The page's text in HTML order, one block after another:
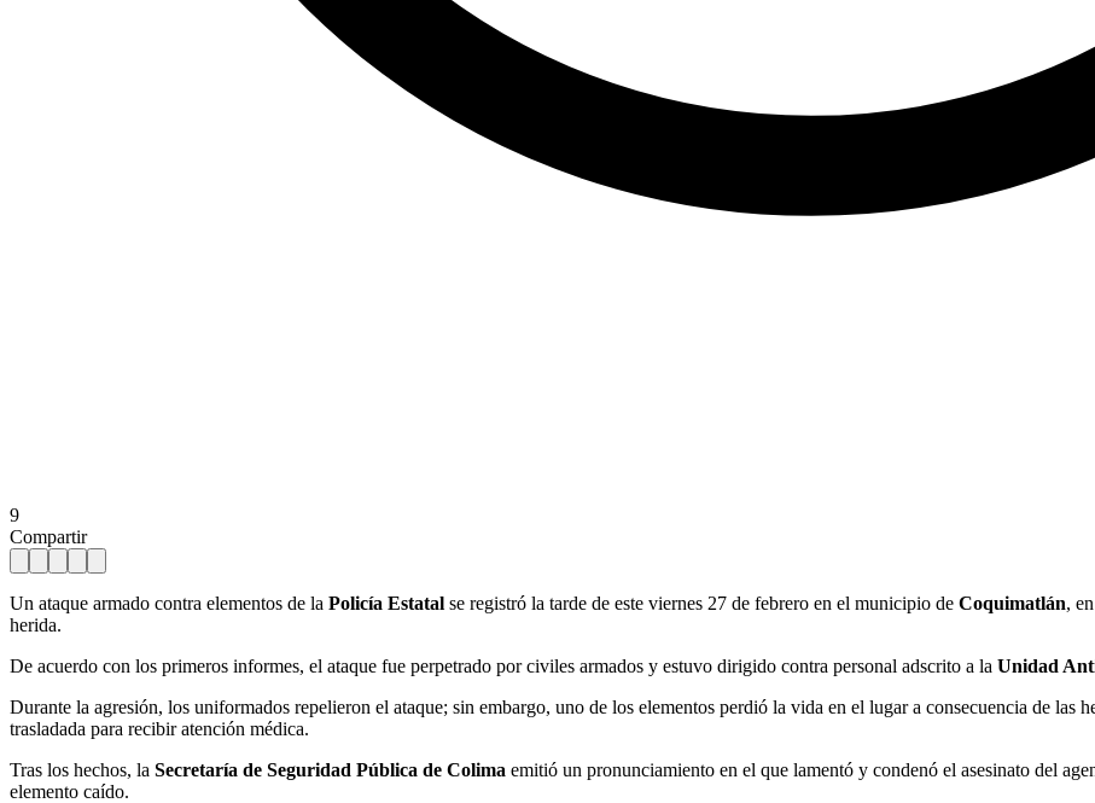
9
Compartir
Un ataque armado contra elementos de la Policía Estatal se registró la tarde de este viernes 27 de febrero en el municipio de Coquimatlán,
herida.
De acuerdo con los primeros informes, el ataque fue perpetrado por civiles armados y estuvo dirigido contra personal adscrito a la Unidad
Durante la agresión, los uniformados repelieron el ataque; sin embargo, uno de los elementos perdió la vida en el lugar a consecuencia de las
trasladada para recibir atención médica.
Tras los hechos, la Secretaría de Seguridad Pública de Colima emitió un pronunciamiento en el que lamentó y condenó el asesinato del
elemento caído.